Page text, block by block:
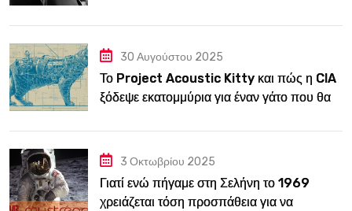
30 Αυγούστου 2025
Το Project Acoustic Kitty και πώς η CIA
ξόδεψε εκατομμύρια για έναν γάτο που θα
3 Οκτωβρίου 2025
Γιατί ενώ πήγαμε στη Σελήνη το 1969
χρειάζεται τόση προσπάθεια για να